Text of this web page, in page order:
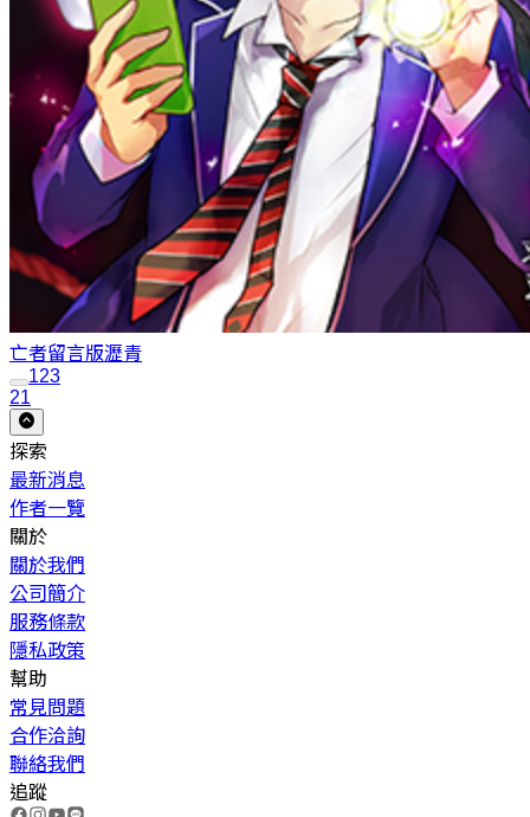
亡者留言版瀝青
123
21
探索
最新消息
作者一覽
關於
關於我們
公司簡介
服務條款
隱私政策
幫助
常見問題
合作洽詢
聯絡我們
追蹤